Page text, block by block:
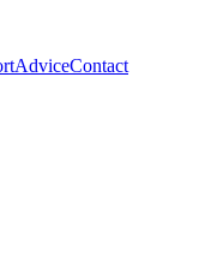
AdviceContact